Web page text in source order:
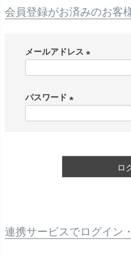
会員登録がお済みのお客
メールアドレス
パスワード
ロ
連携サービスでログイン